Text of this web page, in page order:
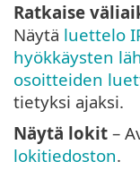
Ratkaise
Näytä luettelo
hyökkäysten
osoitteiden
tietyksi ajaksi.
Näytä lokit –
lokitiedoston.